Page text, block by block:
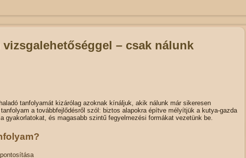
– csak nálunk
tanfolyamát kizárólag azoknak kínáljuk, akik nálunk már sikeresen
a továbbfejlődésről szól: biztos alapokra építve mélyítjük a kutya-gazda
gyakorlatokat, és magasabb szintű fegyelmezési formákat vezetünk be.